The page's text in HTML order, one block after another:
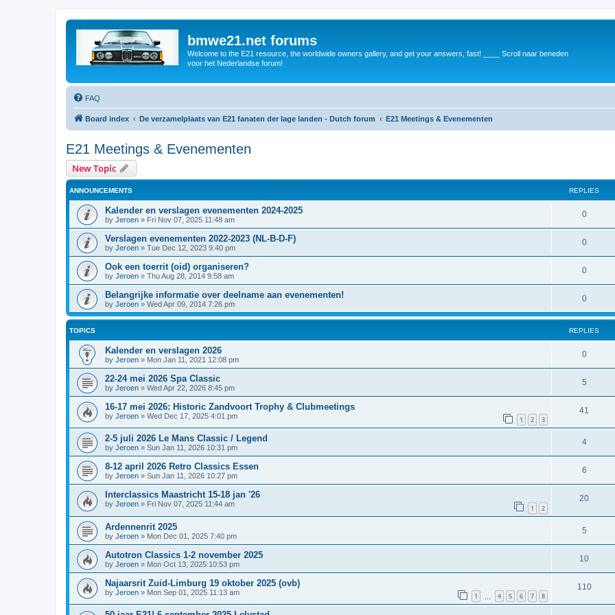
bmwe21.net forums
Welcome to the E21 resource, the worldwide owners gallery, and get your answers, fast! ____ Scroll naar beneden
voor het Nederlandse forum!
FAQ
Board index De verzamelplaats van E21 fanaten der lage landen - Dutch forum E21 Meetings & Evenementen
E21 Meetings & Evenementen
New Topic
ANNOUNCEMENTS REPLIES
Kalender en verslagen evenementen 2024-2025
by Jeroen » Fri Nov 07, 2025 11:48 am
0
Verslagen evenementen 2022-2023 (NL-B-D-F)
by Jeroen » Tue Dec 12, 2023 9:40 pm
0
Ook een toerrit (oid) organiseren?
by Jeroen » Thu Aug 28, 2014 9:58 am
0
Belangrijke informatie over deelname aan evenementen!
by Jeroen » Wed Apr 09, 2014 7:26 pm
0
TOPICS REPLIES
Kalender en verslagen 2026
by Jeroen » Mon Jan 11, 2021 12:08 pm
0
22-24 mei 2026 Spa Classic
by Jeroen » Wed Apr 22, 2026 8:45 pm
5
16-17 mei 2026: Historic Zandvoort Trophy & Clubmeetings
by Jeroen » Wed Dec 17, 2025 4:01 pm 1 2 3
41
2-5 juli 2026 Le Mans Classic / Legend
by Jeroen » Sun Jan 11, 2026 10:31 pm
4
8-12 april 2026 Retro Classics Essen
by Jeroen » Sun Jan 11, 2026 10:27 pm
6
Interclassics Maastricht 15-18 jan '26
by Jeroen » Fri Nov 07, 2025 11:44 am 1 2
20
Ardennenrit 2025
by Jeroen » Mon Dec 01, 2025 7:40 pm
5
Autotron Classics 1-2 november 2025
by Jeroen » Mon Oct 13, 2025 10:53 pm
10
Najaarsrit Zuid-Limburg 19 oktober 2025 (ovb)
by Jeroen » Mon Sep 01, 2025 11:13 am 1 4 5 6 7 8
110